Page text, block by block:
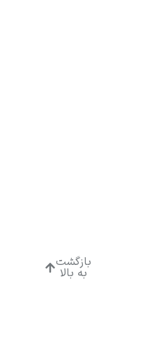
بازگشت
به بالا